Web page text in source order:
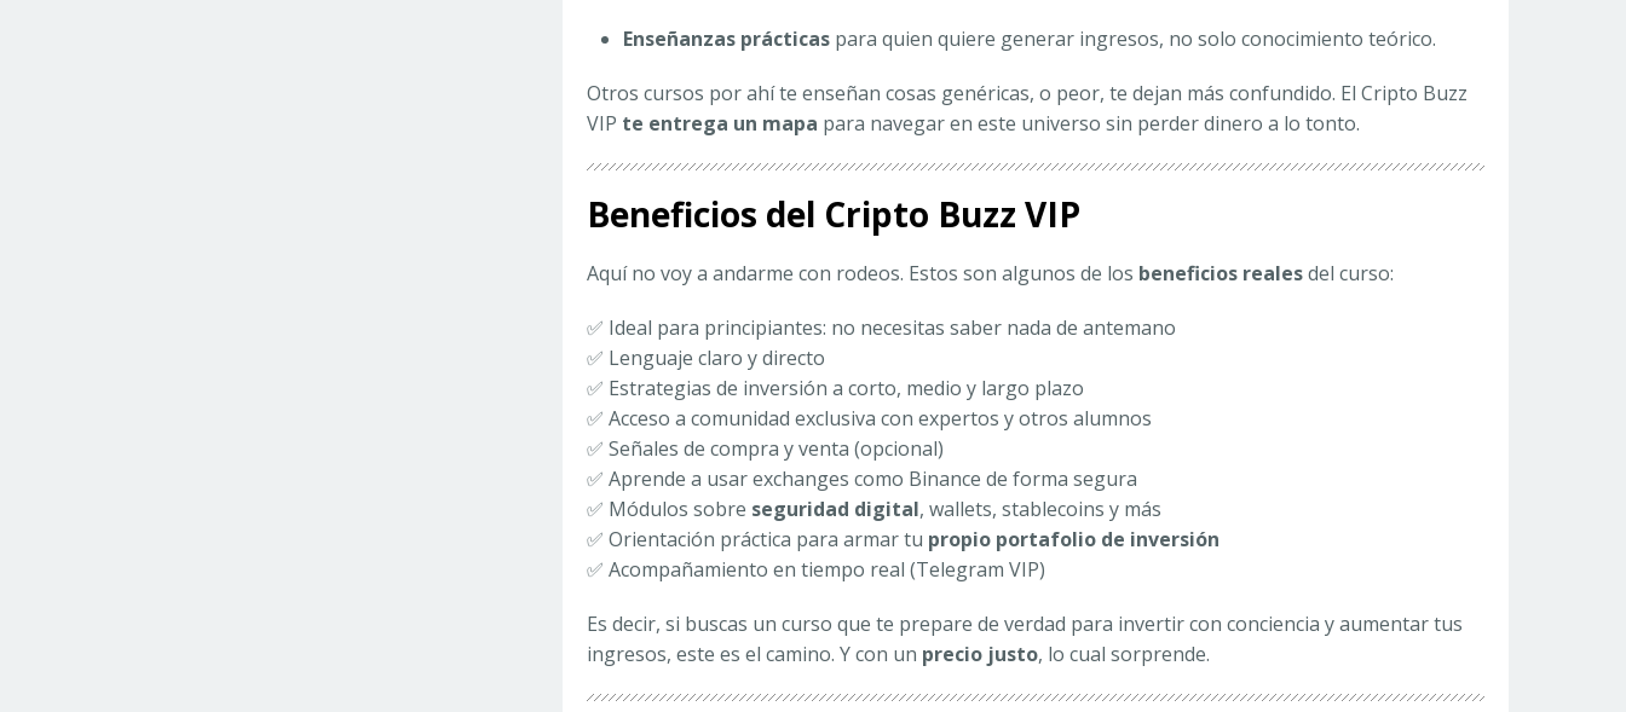
Enseñanzas prácticas para quien quiere generar ingresos, no solo conocimiento teórico.
Otros cursos por ahí te enseñan cosas genéricas, o peor, te dejan más confundido. El Cripto Buzz
VIP te entrega un mapa para navegar en este universo sin perder dinero a lo tonto.
Beneficios del Cripto Buzz VIP
Aquí no voy a andarme con rodeos. Estos son algunos de los beneficios realesdel curso:
✅ Ideal para principiantes: no necesitas saber nada de antemano
✅ Lenguaje claro y directo
✅ Estrategias de inversión a corto, medio y largo plazo
✅ Acceso a comunidad exclusiva con expertos y otros alumnos
✅ Señales de compra y venta (opcional)
✅ Aprende a usar exchanges como Binance de forma segura
✅ Módulos sobre seguridad digital, wallets, stablecoins y más
✅ Orientación práctica para armar tu propio portafolio de inversión
✅ Acompañamiento en tiempo real (Telegram VIP)
Es decir, si buscas un curso que te prepare de verdad para invertir con conciencia y aumentar tus
ingresos, este es el camino. Y con un precio justo, lo cual sorprende.